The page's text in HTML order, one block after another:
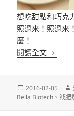
想吃甜點和巧克
照過來！照過來
麼！
閱讀全文
發
佈
2016-02-05
Bella Biotech 、減肥